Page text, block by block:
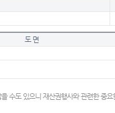
도 면
수도 있으니 재산권행사와 관련한 중